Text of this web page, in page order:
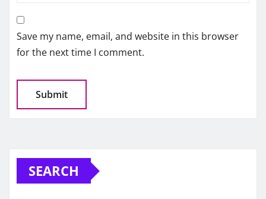
Save my name, email, and website in this browser
for the next time I comment.
SEARCH